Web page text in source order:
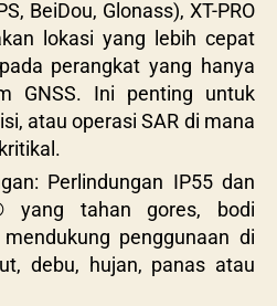
BeiDou, Glonass), XT-PRO
lokasi yang lebih cepat
perangkat yang hanya
GNSS. Ini penting untuk
atau operasi SAR di mana
Perlindungan IP55 dan
yang tahan gores, bodi
penggunaan di
debu, hujan, panas atau